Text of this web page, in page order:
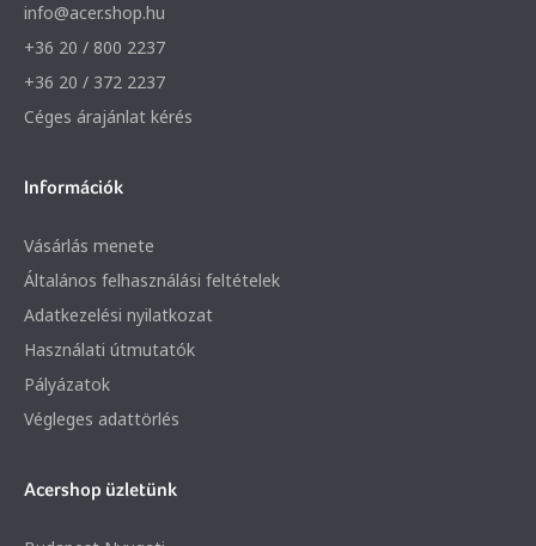
info@acer.shop.hu
+36 20 / 800 2237
+36 20 / 372 2237
Céges árajánlat kérés
Információk
Vásárlás menete
Általános felhasználási feltételek
Adatkezelési nyilatkozat
Használati útmutatók
Pályázatok
Végleges adattörlés
Acershop üzletünk